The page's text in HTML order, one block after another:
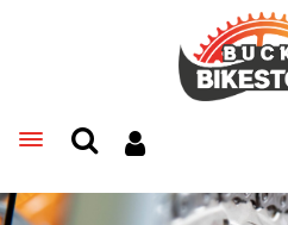
Toggle navigation